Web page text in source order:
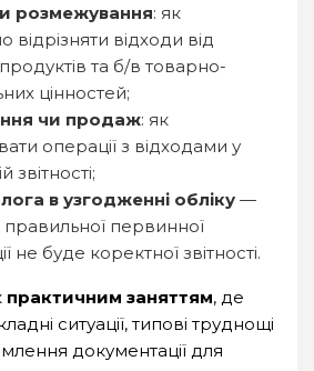
розмежування: як
відрізняти відходи від
та б/в товарно-
цінностей;
чи продаж: як
операції з відходами у
звітності;
в узгодженні обліку —
первинної
не буде коректної звітності.
практичним заняттям, де
ситуації, типові труднощі
документації для